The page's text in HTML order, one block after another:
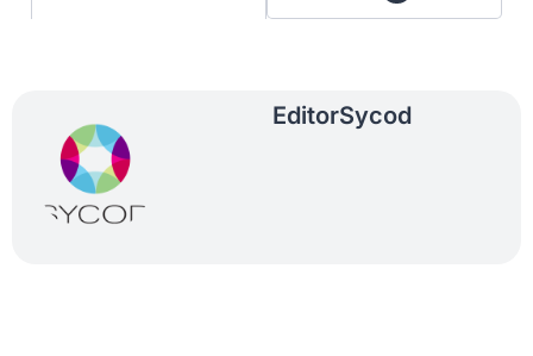
EditorSycod